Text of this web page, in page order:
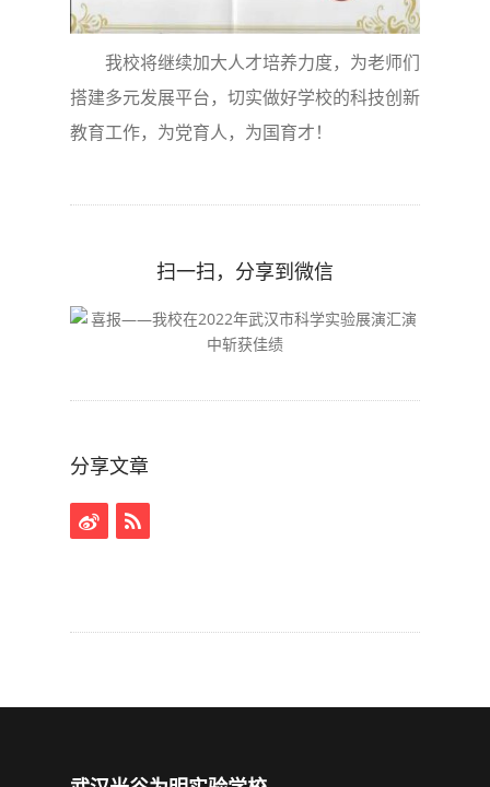
我校将继续加大人才培养力度，为老师们
搭建多元发展平台，切实做好学校的科技创新
教育工作，为党育人，为国育才！
扫一扫，分享到微信
分享文章